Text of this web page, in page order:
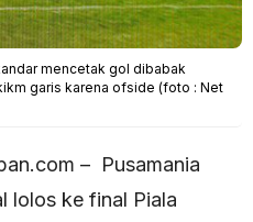
mencetak gol dibabak
garis karena ofside (foto : Net
– Pusamania
lolos ke final Piala